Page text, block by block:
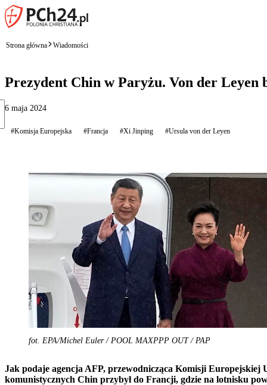
Strona główna Wiadomości
Prezydent Chin w Paryżu. Von der Leyen
6 maja 2024
#Komisja Europejska #Francja #Xi Jinping #Ursula von der Leyen
fot. EPA/Michel Euler / POOL MAXPPP OUT / PAP
Jak podaje agencja AFP, przewodnicząca Komisji
komunistycznych Chin przybył do Francji, gdzie na lotnisku